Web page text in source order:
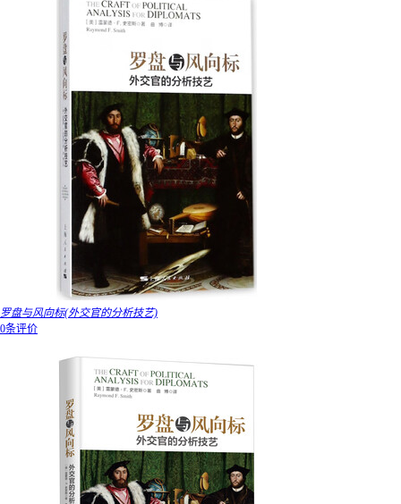
罗盘与风向标(外交官的分析技艺)
0条评价